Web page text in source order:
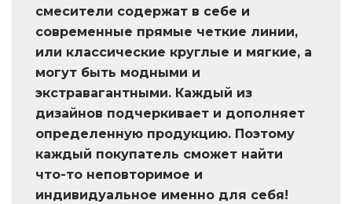
смесители содержат в себе и
современные прямые четкие линии,
или классические круглые и мягкие, а
могут быть модными и
экстравагантными. Каждый из
дизайнов подчеркивает и дополняет
определенную продукцию. Поэтому
каждый покупатель сможет найти
что-то неповторимое и
индивидуальное именно для себя!